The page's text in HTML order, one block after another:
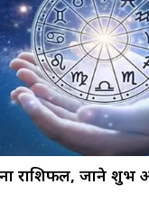
राशिफल, जाने शुभ